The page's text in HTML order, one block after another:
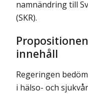
namnändring till
(SKR).
innehåll
Regeringen
i hälso- och